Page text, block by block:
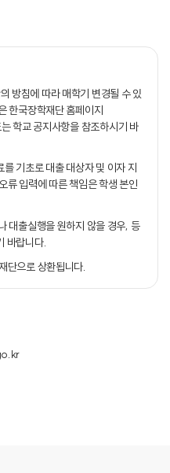
방침에 따라 매학기 변경될 수 있
한국장학재단 홈페이지
교 공지사항을 참조하시기 바
기초로 대출 대상자 및 이자 지
류 입력에 따른 책임은 학생 본인
대출실행을 원하지 않을 경우, 등
바랍니다.
단으로 상환됩니다.